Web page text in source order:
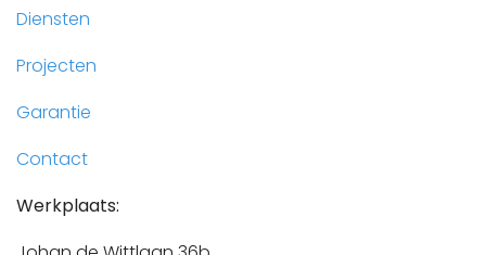
Diensten
Projecten
Garantie
Contact
Werkplaats: